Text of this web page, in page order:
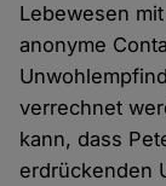
Lebewesen
anonyme
verrechnet
kann, dass
erdrückenden